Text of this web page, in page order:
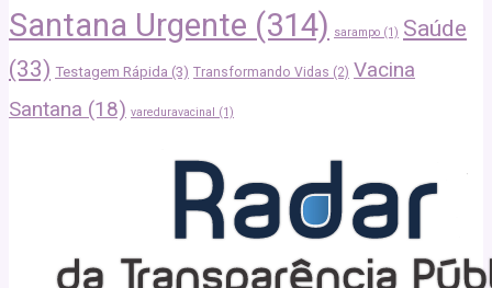
Santana Urgente (314) sarampo (1) Saúde
(33) Testagem Rápida (3) Transformando Vidas (2) Vacina
Santana (18) vareduravacinal (1)